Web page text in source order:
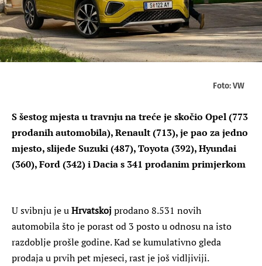
Foto: VW
S šestog mjesta u travnju na treće je skočio Opel (773
prodanih automobila), Renault (713), je pao za jedno
mjesto, slijede Suzuki (487), Toyota (392), Hyundai
(360), Ford (342) i Dacia s 341 prodanim primjerkom
U svibnju je uHrvatskoj prodano 8.531 novih
automobila što je porast od 3 posto u odnosu na isto
razdoblje prošle godine. Kad se kumulativno gleda
prodaja u prvih pet mjeseci, rast je još vidljiviji.